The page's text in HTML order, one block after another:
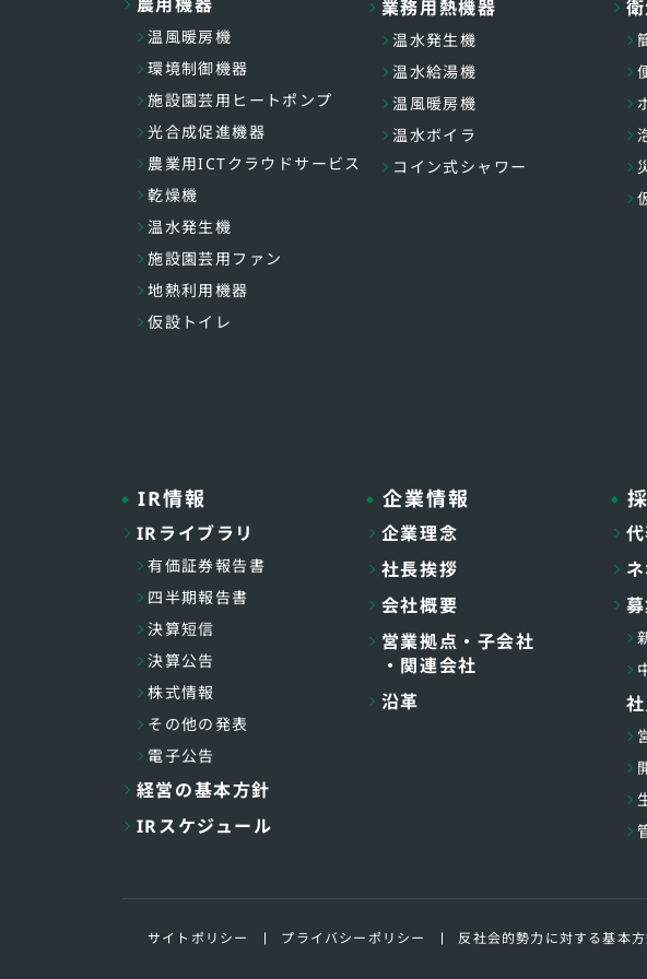
温風暖房機
環境制御機器
施設園芸用ヒートポンプ
光合成促進機器
農業用ICTクラウドサービス
乾燥機
温水発生機
施設園芸用ファン
地熱利用機器
仮設トイレ
業務用熱機器
温水発生機
温水給湯機
温風暖房機
温水ボイラ
コイン式シャワー
IR情報
IRライブラリ
有価証券報告書
四半期報告書
決算短信
決算公告
株式情報
その他の発表
電子公告
経営の基本方針
IRスケジュール
企業情報
企業理念
社長挨拶
会社概要
営業拠点・子会社
・関連会社
沿革
サイトポリシー プライバシーポリシー 反社会的勢力に対する基本